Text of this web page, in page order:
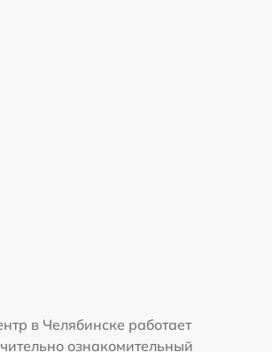
в Челябинске работает
ознакомительный